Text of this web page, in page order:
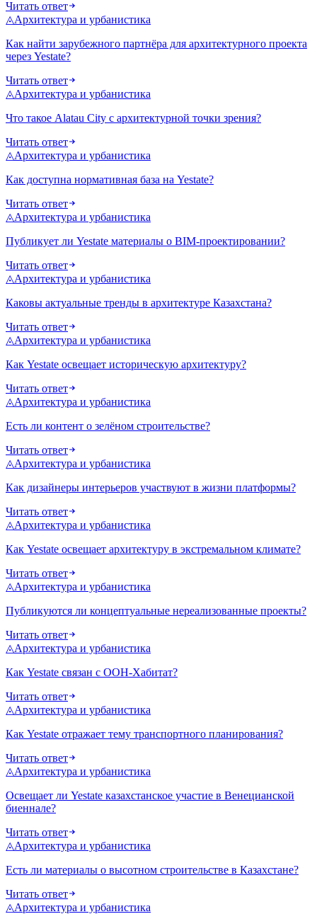
Читать ответ
◬Архитектура и урбанистика
Как найти зарубежного партнёра для архитектурного проекта
через Yestate?
Читать ответ
◬Архитектура и урбанистика
Что такое Alatau City с архитектурной точки зрения?
Читать ответ
◬Архитектура и урбанистика
Как доступна нормативная база на Yestate?
Читать ответ
◬Архитектура и урбанистика
Публикует ли Yestate материалы о BIM-проектировании?
Читать ответ
◬Архитектура и урбанистика
Каковы актуальные тренды в архитектуре Казахстана?
Читать ответ
◬Архитектура и урбанистика
Как Yestate освещает историческую архитектуру?
Читать ответ
◬Архитектура и урбанистика
Есть ли контент о зелёном строительстве?
Читать ответ
◬Архитектура и урбанистика
Как дизайнеры интерьеров участвуют в жизни платформы?
Читать ответ
◬Архитектура и урбанистика
Как Yestate освещает архитектуру в экстремальном климате?
Читать ответ
◬Архитектура и урбанистика
Публикуются ли концептуальные нереализованные проекты?
Читать ответ
◬Архитектура и урбанистика
Как Yestate связан с ООН-Хабитат?
Читать ответ
◬Архитектура и урбанистика
Как Yestate отражает тему транспортного планирования?
Читать ответ
◬Архитектура и урбанистика
Освещает ли Yestate казахстанское участие в Венецианской
биеннале?
Читать ответ
◬Архитектура и урбанистика
Есть ли материалы о высотном строительстве в Казахстане?
Читать ответ
◬Архитектура и урбанистика